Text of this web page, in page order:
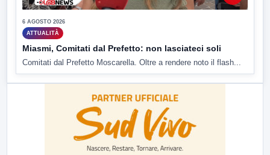
6 AGOSTO 2026
ATTUALITÀ
Miasmi, Comitati dal Prefetto: non lasciateci soli
Comitati dal Prefetto Moscarella. Oltre a rendere noto il flash...